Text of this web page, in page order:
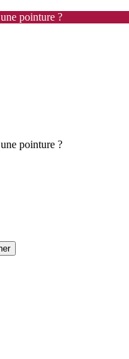
pointure ?
pointure ?